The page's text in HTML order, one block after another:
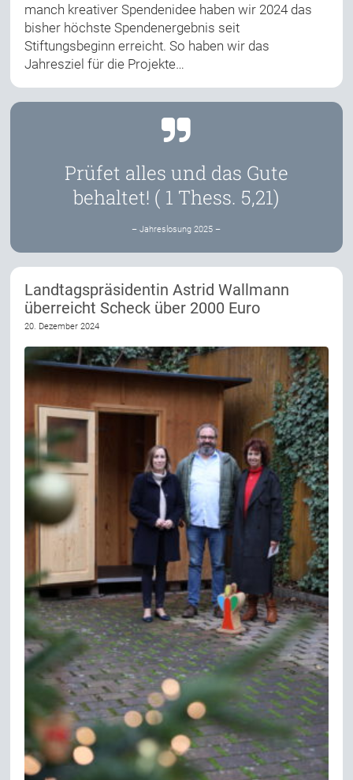
manch kreativer Spendenidee haben wir 2024 das
bisher höchste Spendenergebnis seit
Stiftungsbeginn erreicht. So haben wir das
Jahresziel für die Projekte…
Prüfet alles und das Gute
behaltet! ( 1 Thess. 5,21)
– Jahreslosung 2025 –
Landtagspräsidentin Astrid Wallmann
überreicht Scheck über 2000 Euro
20. Dezember 2024